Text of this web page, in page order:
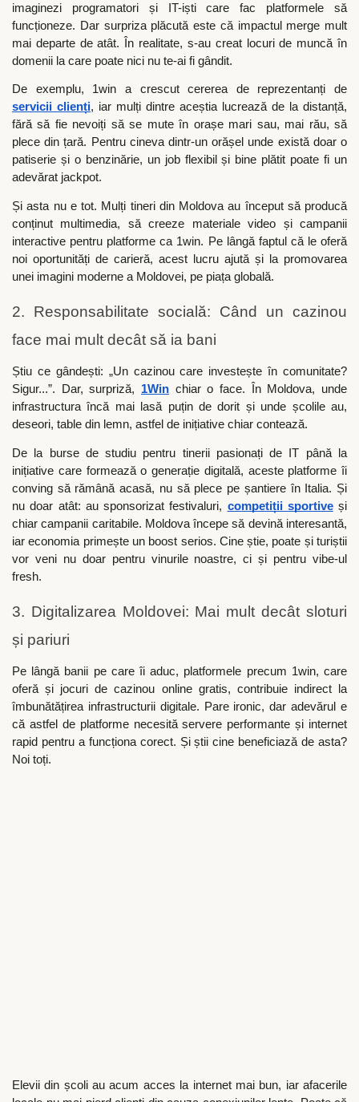
imaginezi programatori și IT-iști care fac platformele să
funcționeze. Dar surpriza plăcută este că impactul merge mult
mai departe de atât. În realitate, s-au creat locuri de muncă în
domenii la care poate nici nu te-ai fi gândit.
De exemplu, 1win a crescut cererea de reprezentanți de
servicii clienți, iar mulți dintre aceștia lucrează de la distanță,
fără să fie nevoiți să se mute în orașe mari sau, mai rău, să
plece din țară. Pentru cineva dintr-un orășel unde există doar o
patiserie și o benzinărie, un job flexibil și bine plătit poate fi un
adevărat jackpot.
Și asta nu e tot. Mulți tineri din Moldova au început să producă
conținut multimedia, să creeze materiale video și campanii
interactive pentru platforme ca 1win. Pe lângă faptul că le oferă
noi oportunități de carieră, acest lucru ajută și la promovarea
unei imagini moderne a Moldovei, pe piața globală.
2. Responsabilitate socială: Când un cazinou
face mai mult decât să ia bani
Știu ce gândești: „Un cazinou care investește în comunitate?
Sigur...”. Dar, surpriză, 1Win chiar o face. În Moldova, unde
infrastructura încă mai lasă puțin de dorit și unde școlile au,
deseori, table din lemn, astfel de inițiative chiar contează.
De la burse de studiu pentru tinerii pasionați de IT până la
inițiative care formează o generație digitală, aceste platforme îi
conving să rămână acasă, nu să plece pe șantiere în Italia. Și
nu doar atât: au sponsorizat festivaluri, competiții sportiveși
chiar campanii caritabile. Moldova începe să devină interesantă,
iar economia primește un boost serios. Cine știe, poate și turiștii
vor veni nu doar pentru vinurile noastre, ci și pentru vibe-ul
fresh.
3. Digitalizarea Moldovei: Mai mult decât sloturi
și pariuri
Pe lângă banii pe care îi aduc, platformele precum 1win, care
oferă și jocuri de cazinou online gratis, contribuie indirect la
îmbunătățirea infrastructurii digitale. Pare ironic, dar adevărul e
că astfel de platforme necesită servere performante și internet
rapid pentru a funcționa corect. Și știi cine beneficiază de asta?
Noi toți.
Elevii din școli au acum acces la internet mai bun, iar afacerile